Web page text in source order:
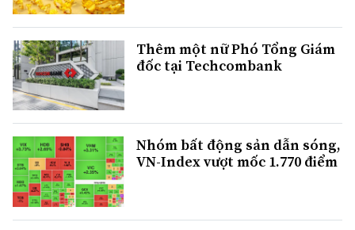
Thêm một nữ Phó Tổng Giám
đốc tại Techcombank
Nhóm bất động sản dẫn sóng,
VN-Index vượt mốc 1.770 điểm